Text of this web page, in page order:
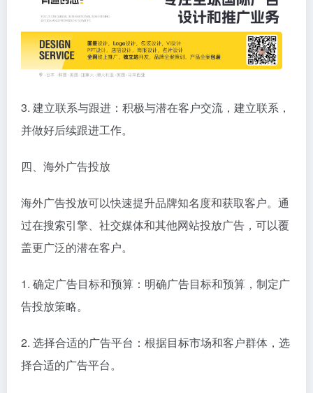
3. 建立联系与跟进：积极与潜在客户交流，建立联系，
并做好后续跟进工作。
四、海外广告投放
海外广告投放可以快速提升品牌知名度和获取客户。通
过在搜索引擎、社交媒体和其他网站投放广告，可以覆
盖更广泛的潜在客户。
1. 确定广告目标和预算：明确广告目标和预算，制定广
告投放策略。
2. 选择合适的广告平台：根据目标市场和客户群体，选
择合适的广告平台。